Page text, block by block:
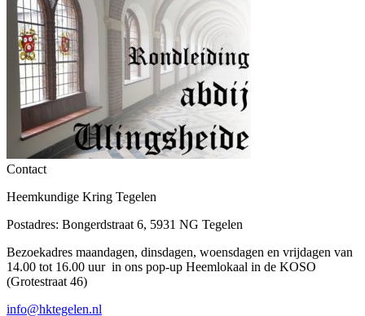
Contact
Heemkundige Kring Tegelen
Postadres: Bongerdstraat 6, 5931 NG Tegelen
Bezoekadres maandagen, dinsdagen, woensdagen en vrijdagen van
14.00 tot 16.00 uur in ons pop-up Heemlokaal in de KOSO
(Grotestraat 46)
info@hktegelen.nl